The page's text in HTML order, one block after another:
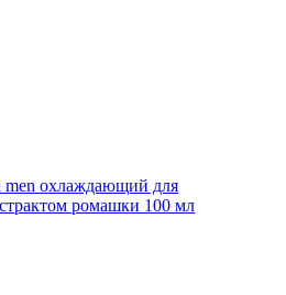
men охлаждающий для
ромашки 100 мл